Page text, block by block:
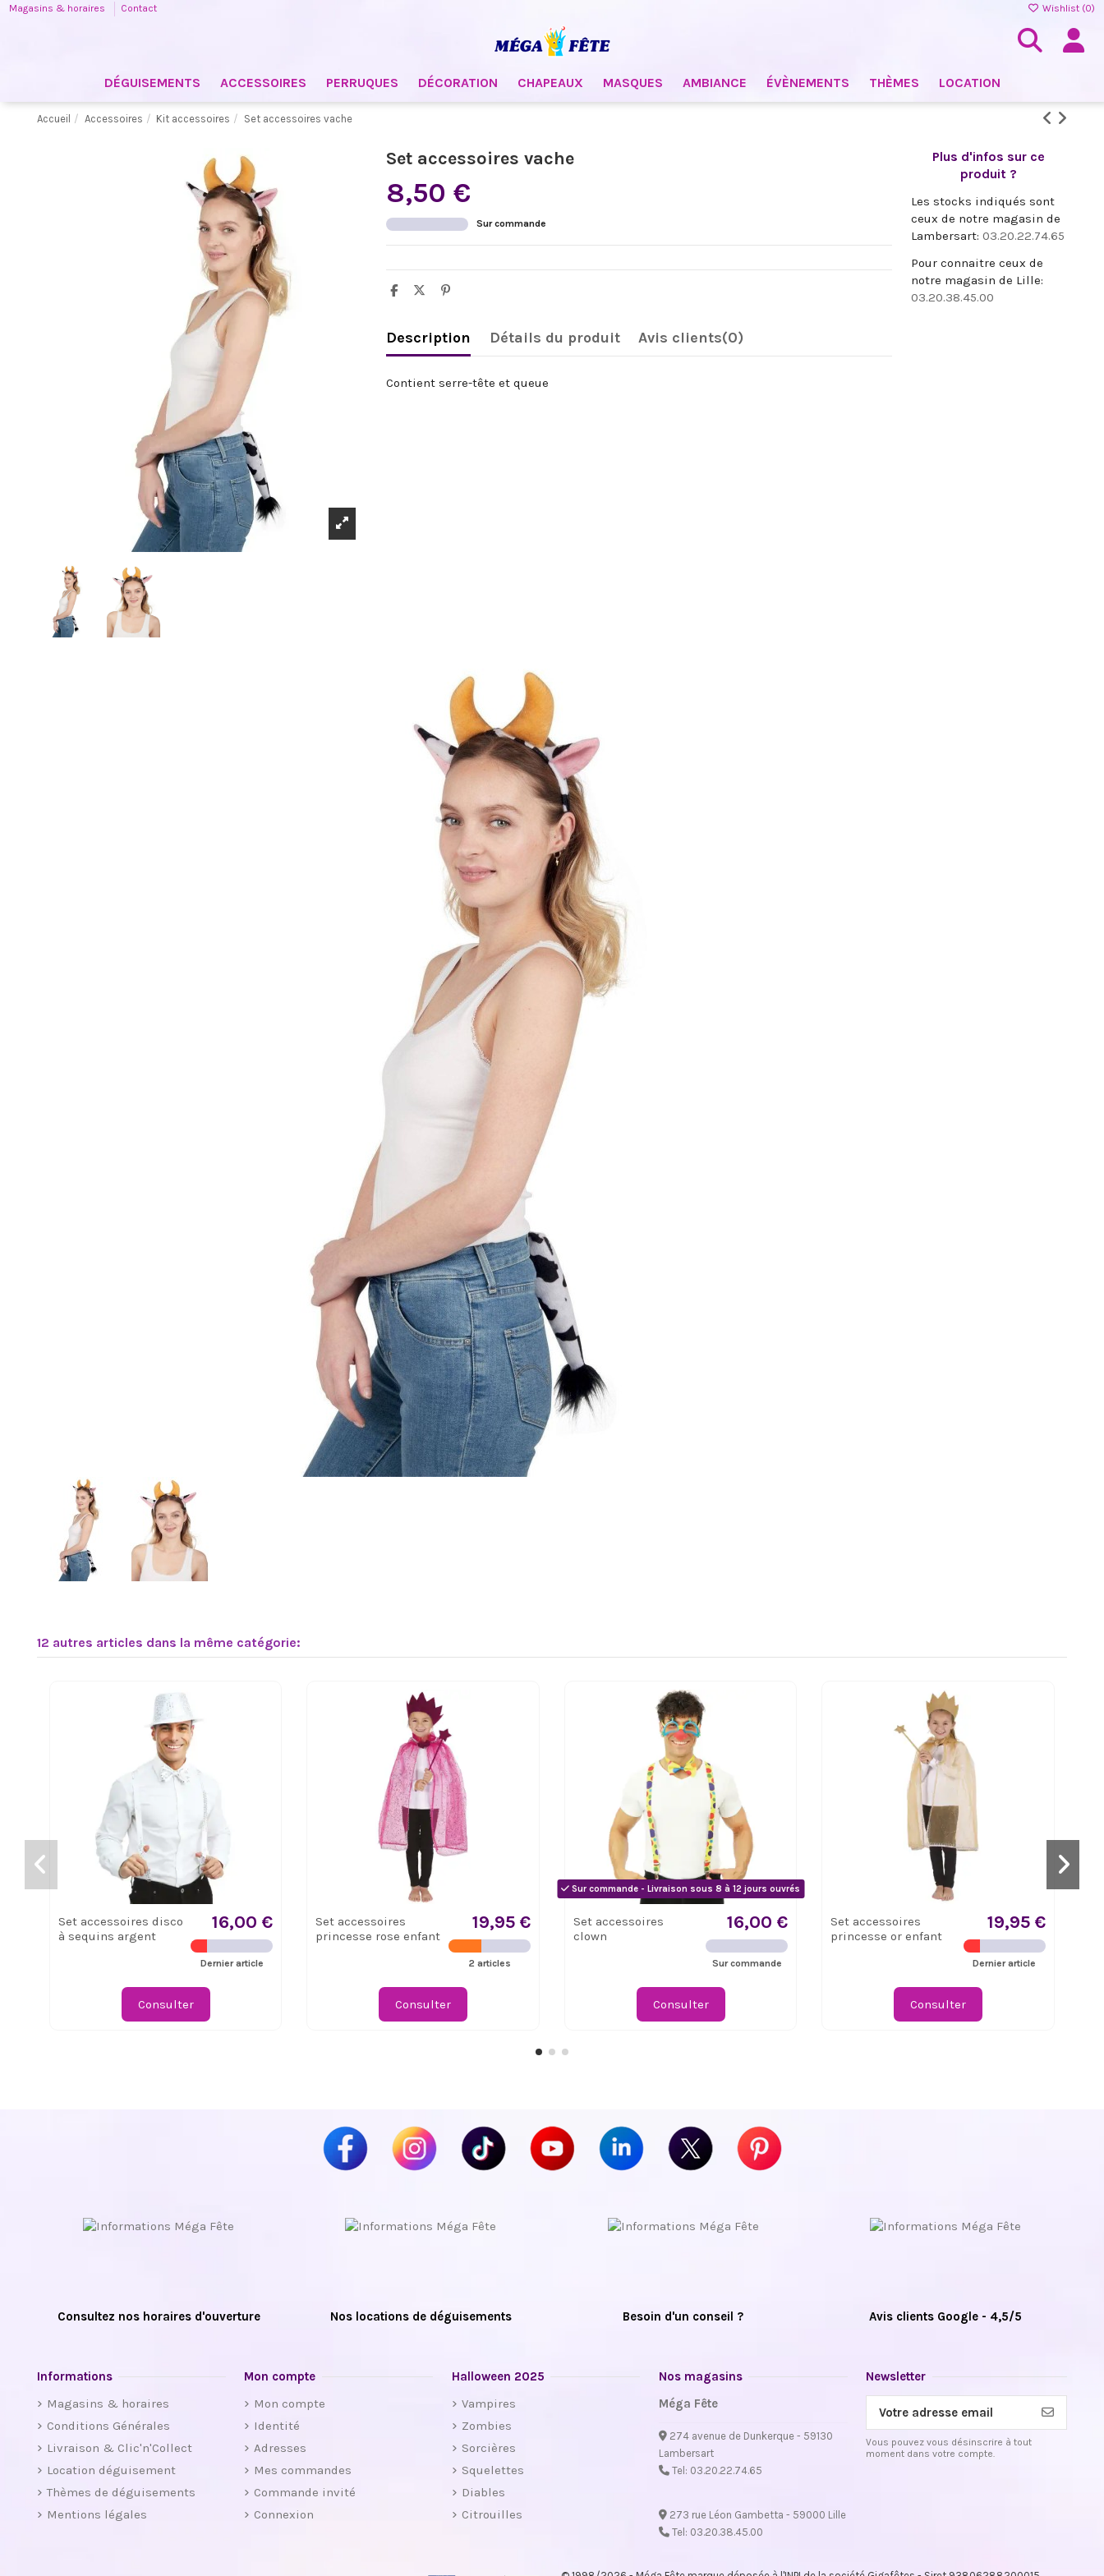
Magasins & horaires Contact Wishlist (0)
DÉGUISEMENTS ACCESSOIRES PERRUQUES DÉCORATION CHAPEAUX MASQUES AMBIANCE ÉVÈNEMENTS THÈMES LOCATION
Accueil Accessoires Kit accessoires Set accessoires vache
Set accessoires vache
8,50 €
Sur commande
Description Détails du produit Avis clients(0)
Contient serre-tête et queue
Plus d'infos sur ce
produit ?
Les stocks indiqués sont
ceux de notre magasin de
Lambersart: 03.20.22.74.65
Pour connaitre ceux de
notre magasin de Lille:
03.20.38.45.00
12 autres articles dans la même catégorie:
Set accessoires disco
à sequins argent
16,00 €
Dernier article
Consulter
Set accessoires
princesse rose enfant
19,95 €
2 articles
Consulter
Sur commande - Livraison sous 8 à 12 jours ouvrés
Set accessoires
clown
16,00 €
Sur commande
Consulter
Set accessoires
princesse or enfant
19,95 €
Dernier article
Consulter
Consultez nos horaires d'ouverture Nos locations de déguisements Besoin d'un conseil ? Avis clients Google - 4,5/5
Informations
Magasins & horaires
Conditions Générales
Livraison & Clic'n'Collect
Location déguisement
Thèmes de déguisements
Mentions légales
Mon compte
Mon compte
Identité
Adresses
Mes commandes
Commande invité
Connexion
Halloween 2025
Vampires
Zombies
Sorcières
Squelettes
Diables
Citrouilles
Nos magasins
Méga Fête
274 avenue de Dunkerque - 59130
Lambersart
Tel: 03.20.22.74.65
273 rue Léon Gambetta - 59000 Lille
Tel: 03.20.38.45.00
Newsletter
Vous pouvez vous désinscrire à tout
moment dans votre compte.